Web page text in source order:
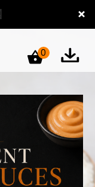
×
0